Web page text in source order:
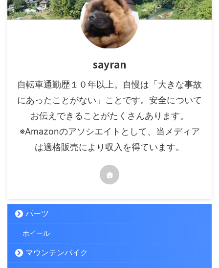
sayran
自転車通勤歴１０年以上。自慢は「大きな事故
にあったことがない」ことです。安全について
お伝えできることがたくさんあります。
※Amazonのアソシエイトとして、当メディア
は適格販売により収入を得ています。
パーツ
ホイール
マウンテンバイク